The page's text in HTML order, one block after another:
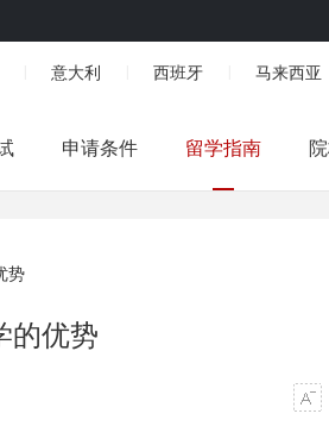
意大利 西班牙 马来西亚
申请条件 留学指南
势
的优势